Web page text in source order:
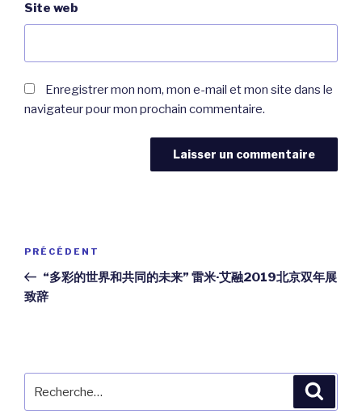
Site web
Enregistrer mon nom, mon e-mail et mon site dans le
navigateur pour mon prochain commentaire.
Navigation
l’article
Article
précédent
PRÉCÉDENT
“多彩的世界和共同的未来” 雷米·艾融2019北京双年展
致辞
pour